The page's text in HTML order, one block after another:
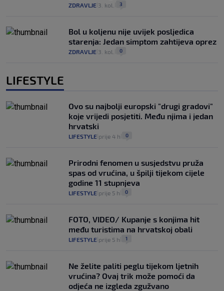
ZDRAVLJE 3. kol. 3
Bol u koljenu nije uvijek posljedica
starenja: Jedan simptom zahtijeva oprez
ZDRAVLJE 3. kol. 0
LIFESTYLE
Ovo su najbolji europski "drugi gradovi"
koje vrijedi posjetiti. Među njima i jedan
hrvatski
LIFESTYLE prije 4 h 0
Prirodni fenomen u susjedstvu pruža
spas od vrućina, u špilji tijekom cijele
godine 11 stupnjeva
LIFESTYLE prije 5 h 0
FOTO, VIDEO/ Kupanje s konjima hit
među turistima na hrvatskoj obali
LIFESTYLE prije 5 h 1
Ne želite paliti peglu tijekom ljetnih
vrućina? Ovaj trik može pomoći da
odjeća ne izgleda zgužvano